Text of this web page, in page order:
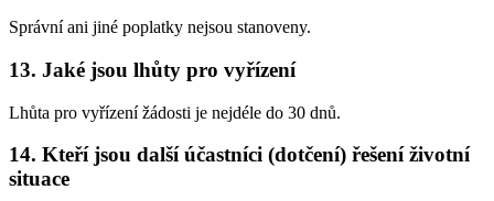
Správní ani jiné poplatky nejsou stanoveny.
13. Jaké jsou lhůty pro vyřízení
Lhůta pro vyřízení žádosti je nejdéle do 30 dnů.
14. Kteří jsou další účastníci (dotčení) řešení životní
situace